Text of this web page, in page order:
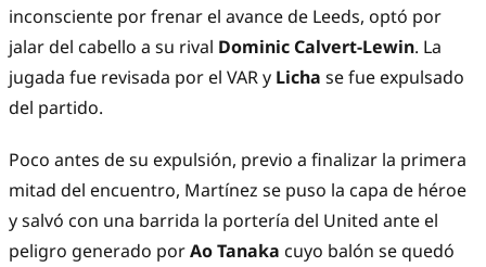
inconsciente por frenar el avance de Leeds, optó por
jalar del cabello a su rival Dominic Calvert-Lewin. La
jugada fue revisada por el VAR y Licha se fue expulsado
del partido.
Poco antes de su expulsión, previo a finalizar la primera
mitad del encuentro, Martínez se puso la capa de héroe
y salvó con una barrida la portería del United ante el
peligro generado porAo Tanaka cuyo balón se quedó